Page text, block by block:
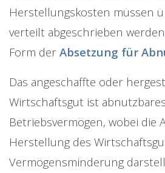
Herstellungskosten müssen
verteilt abgeschrieben
Form der Absetzung für
Das angeschaffte oder
Wirtschaftsgut ist abnutzbares
Betriebsvermögen, wobei die
Herstellung des
Vermögensminderung